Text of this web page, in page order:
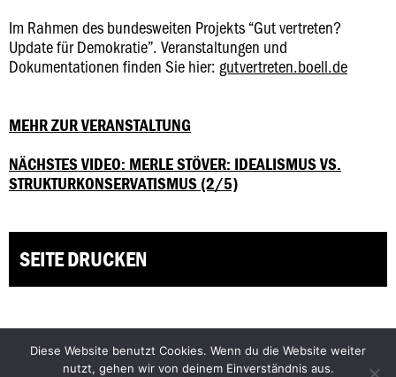
Im Rahmen des bundesweiten Projekts “Gut vertreten?
Update für Demokratie”. Veranstaltungen und
Dokumentationen finden Sie hier: gutvertreten.boell.de
MEHR ZUR VERANSTALTUNG
NÄCHSTES VIDEO: MERLE STÖVER: IDEALISMUS VS.
STRUKTURKONSERVATISMUS (2/5)
SEITE DRUCKEN
Facebook
Bluesky
Diese Website benutzt Cookies. Wenn du die Website weiter
nutzt, gehen wir von deinem Einverständnis aus.